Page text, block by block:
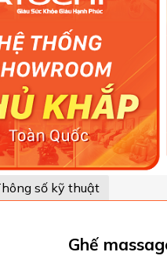
số kỹ thuật
Ghế